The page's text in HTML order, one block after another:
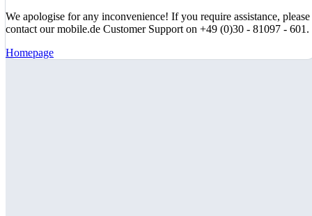
We apologise for any inconvenience! If you require assistance, please
contact our mobile.de Customer Support on +49 (0)30 - 81097 - 601.
Homepage